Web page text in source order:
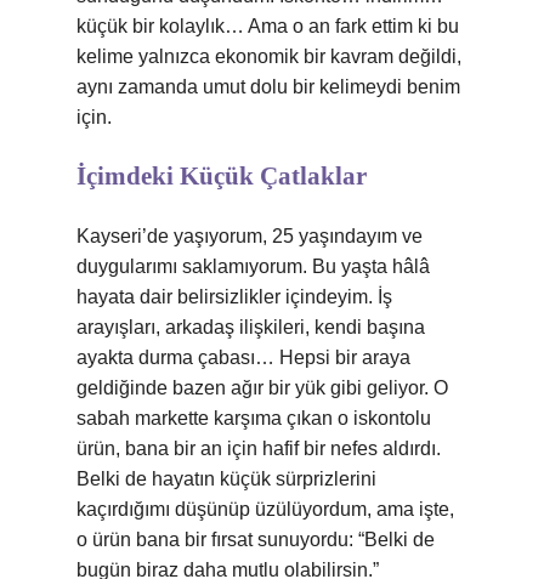
küçük bir kolaylık… Ama o an fark ettim ki bu
kelime yalnızca ekonomik bir kavram değildi,
aynı zamanda umut dolu bir kelimeydi benim
için.
İçimdeki Küçük Çatlaklar
Kayseri’de yaşıyorum, 25 yaşındayım ve
duygularımı saklamıyorum. Bu yaşta hâlâ
hayata dair belirsizlikler içindeyim. İş
arayışları, arkadaş ilişkileri, kendi başına
ayakta durma çabası… Hepsi bir araya
geldiğinde bazen ağır bir yük gibi geliyor. O
sabah markette karşıma çıkan o iskontolu
ürün, bana bir an için hafif bir nefes aldırdı.
Belki de hayatın küçük sürprizlerini
kaçırdığımı düşünüp üzülüyordum, ama işte,
o ürün bana bir fırsat sunuyordu: “Belki de
bugün biraz daha mutlu olabilirsin.”